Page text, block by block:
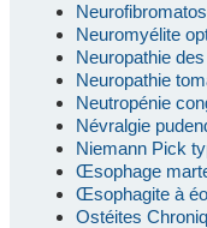
Neuromyélite
Neuropathie
Neuropathie
Neutropénie
Névralgie
Niemann Pick
Œsophage
Œsophagite à
Ostéites